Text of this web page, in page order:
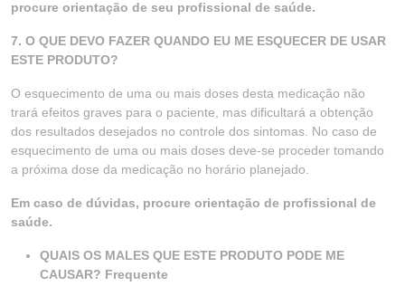
procure orientação de seu profissional de saúde.
7. O QUE DEVO FAZER QUANDO EU ME ESQUECER DE USAR
ESTE PRODUTO?
O esquecimento de uma ou mais doses desta medicação não
trará efeitos graves para o paciente, mas dificultará a obtenção
dos resultados desejados no controle dos sintomas. No caso de
esquecimento de uma ou mais doses deve-se proceder tomando
a próxima dose da medicação no horário planejado.
Em caso de dúvidas, procure orientação de profissional de
saúde.
QUAIS OS MALES QUE ESTE PRODUTO PODE ME
CAUSAR? Frequente